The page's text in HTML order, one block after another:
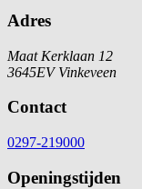
Adres
Maat Kerklaan 12
3645EV Vinkeveen
Contact
0297-219000
Openingstijden